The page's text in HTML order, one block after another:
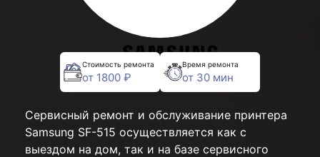
Стоимость ремонта
от 1800 ₽
Время ремонта
от 30 мин
Сервисный ремонт и обслуживание принтера
Samsung SF-515 осуществляется как с
выездом на дом, так и на базе сервисного